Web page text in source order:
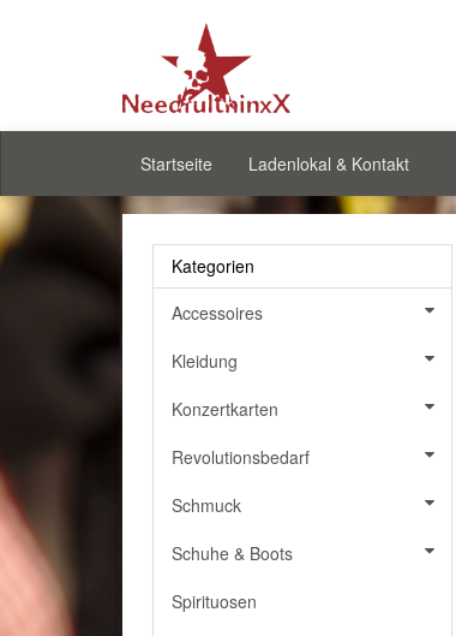
Startseite Ladenlokal & Kontakt
Kategorien
Accessoires
Kleidung
Konzertkarten
Revolutionsbedarf
Schmuck
Schuhe & Boots
Spirituosen